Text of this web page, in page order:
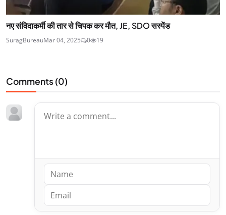
नए संविदाकर्मी की तार से चिपक कर मौत, JE, SDO सस्पेंड
SuragBureauMar 04, 2025 0 19
Comments (0)